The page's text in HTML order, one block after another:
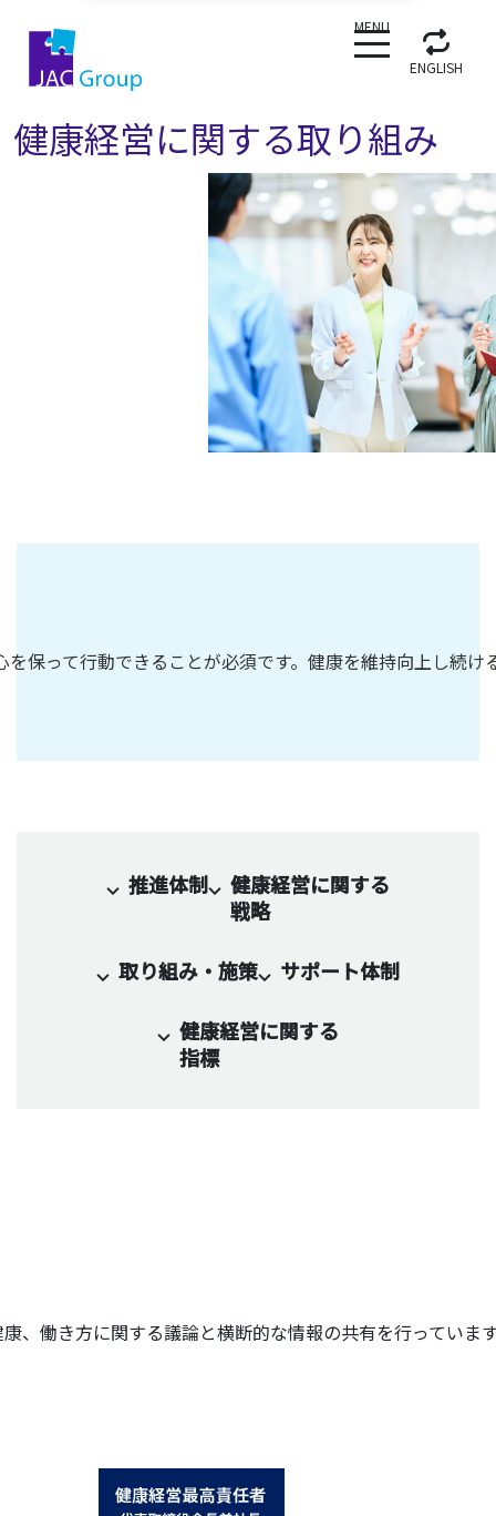
MENU
ENGLISH
健康経営に関する取り組み
行動できることが必須です。健康を維持向
推進体制
健康経営に関する
戦略
取り組み・施策 サポート体制
健康経営に関する
指標
き方に関する議論と横断的な情報の共有を行